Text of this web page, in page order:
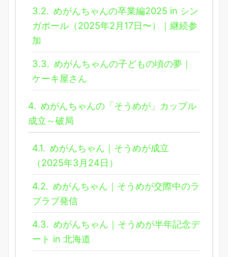
3.2. めがんちゃんの卒業編2025 in シン
ガポール（2025年2月17日〜）｜継続参
加
3.3. めがんちゃんの子どもの頃の夢｜
ケーキ屋さん
4. めがんちゃんの「そうめが」カップル
成立～破局
4.1. めがんちゃん｜そうめが成立
（2025年3月24日）
4.2. めがんちゃん｜そうめが交際中のラ
ブラブ発信
4.3. めがんちゃん｜そうめが半年記念デ
ート in 北海道